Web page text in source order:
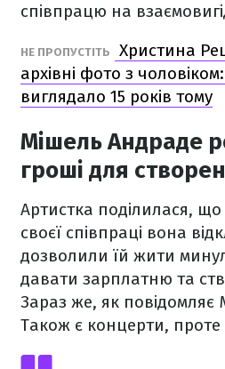
співпрацю на
НЕ ПРОПУСТІТЬ
Христина
архівні фото з
виглядало 15 років тому
Мішель Андраде
гроші для
Артистка поділилася, що
своєї співпраці вона
дозволили їй жити
давати зарплатню та
Зараз же, як повідомляє
Також є концерти, проте